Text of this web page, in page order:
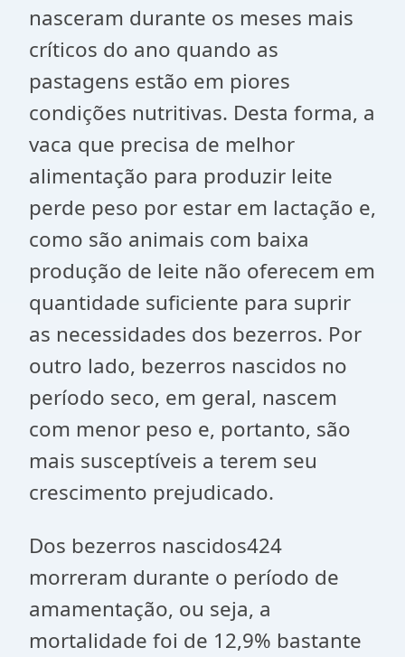
nasceram durante os meses mais
críticos do ano quando as
pastagens estão em piores
condições nutritivas. Desta forma, a
vaca que precisa de melhor
alimentação para produzir leite
perde peso por estar em lactação e,
como são animais com baixa
produção de leite não oferecem em
quantidade suficiente para suprir
as necessidades dos bezerros. Por
outro lado, bezerros nascidos no
período seco, em geral, nascem
com menor peso e, portanto, são
mais susceptíveis a terem seu
crescimento prejudicado.
Dos bezerros nascidos424
morreram durante o período de
amamentação, ou seja, a
mortalidade foi de 12,9% bastante